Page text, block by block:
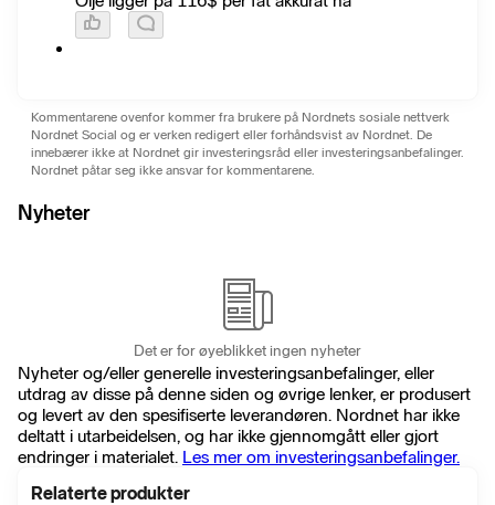
Kommentarene ovenfor kommer fra brukere på Nordnets sosiale nettverk
Nordnet Social og er verken redigert eller forhåndsvist av Nordnet. De
innebærer ikke at Nordnet gir investeringsråd eller investeringsanbefalinger.
Nordnet påtar seg ikke ansvar for kommentarene.
Nyheter
Det er for øyeblikket ingen nyheter
Nyheter og/eller generelle investeringsanbefalinger, eller
utdrag av disse på denne siden og øvrige lenker, er produsert
og levert av den spesifiserte leverandøren. Nordnet har ikke
deltatt i utarbeidelsen, og har ikke gjennomgått eller gjort
endringer i materialet. Les mer om investeringsanbefalinger.
Relaterte produkter